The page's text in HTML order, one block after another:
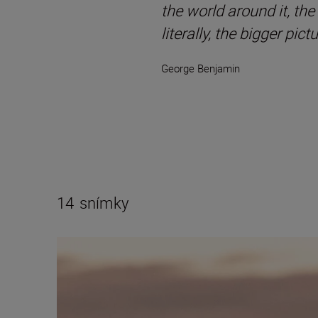
the world around it,
literally, the bigger
George Benjamin
14 snímky